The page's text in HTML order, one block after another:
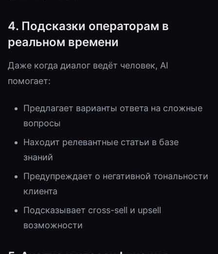
4. Подсказки операторам в
реальном времени
Даже когда диалог ведёт человек, AI
помогает:
Предлагает варианты ответа на сложные
вопросы
Находит релевантные статьи в базе
знаний
Предупреждает о негативной тональности
клиента
Подсказывает cross-sell и upsell
возможности